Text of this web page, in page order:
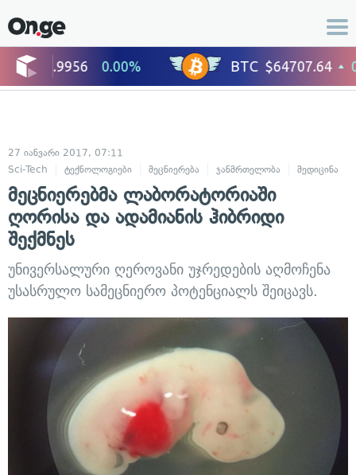
27 იანვარი 2017, 07:11
Sci-Tech
ტექნოლოგიები მეცნიერება ჯანმრთელობა მედიცინა
მეცნიერებმა ლაბორატორიაში
ღორისა და ადამიანის ჰიბრიდი
შექმნეს
უნივერსალური ღეროვანი უჯრედების აღმოჩენა
უსასრულო სამეცნიერო პოტენციალს შეიცავს.